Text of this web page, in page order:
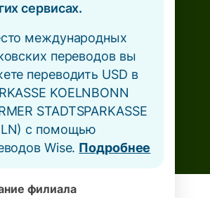
сервисах.
международных
переводов вы
переводить USD в
KOELNBONN
STADTSPARKASSE
с помощью
Wise. Подробнее
филиала